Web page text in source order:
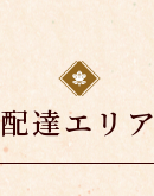
配達エリア